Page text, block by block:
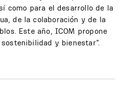
como para el desarrollo de la
de la colaboración y de la
Este año, ICOM propone
y bienestar”.